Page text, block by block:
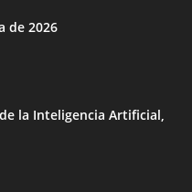
de 2026
la Inteligencia Artificial,